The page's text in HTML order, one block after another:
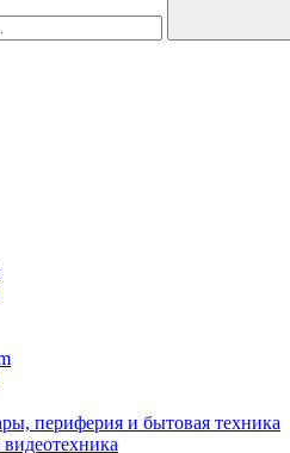
периферия и бытовая техника